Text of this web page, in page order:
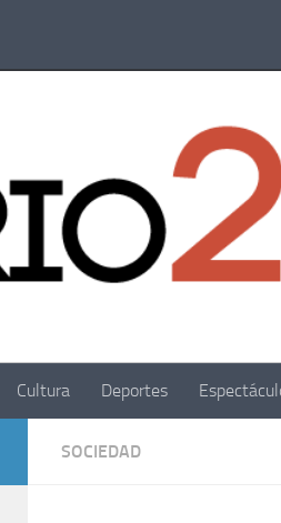
Cultura Deportes
SOCIEDAD